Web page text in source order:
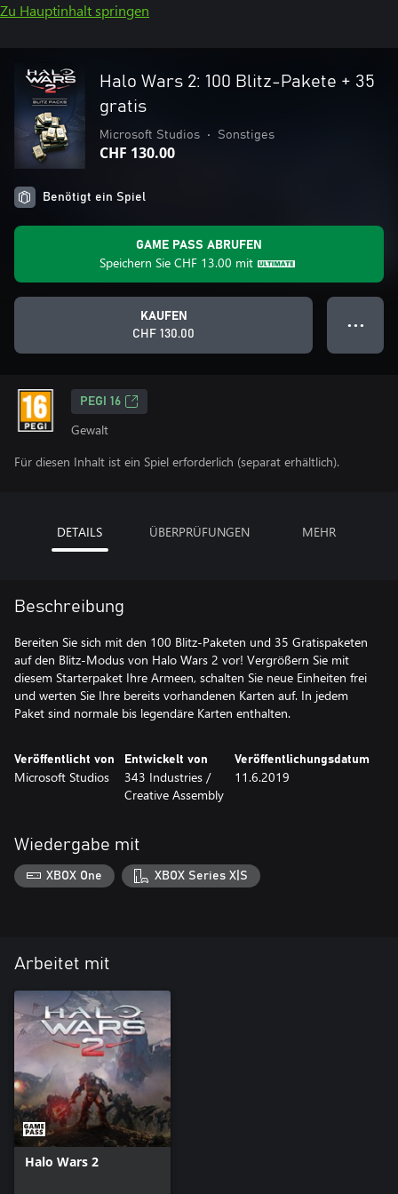
Zu Hauptinhalt springen
Halo Wars 2: 100 Blitz-Pakete + 35
gratis
Microsoft Studios • Sonstiges
CHF 130.00
Benötigt ein Spiel
GAME PASS ABRUFEN
Speichern Sie CHF 13.00 mit
KAUFEN
CHF 130.00
● ● ●
PEGI 16
Gewalt
Für diesen Inhalt ist ein Spiel erforderlich (separat erhältlich).
DETAILS ÜBERPRÜFUNGEN MEHR
Beschreibung
Bereiten Sie sich mit den 100 Blitz-Paketen und 35 Gratispaketen
auf den Blitz-Modus von Halo Wars 2 vor! Vergrößern Sie mit
diesem Starterpaket Ihre Armeen, schalten Sie neue Einheiten frei
und werten Sie Ihre bereits vorhandenen Karten auf. In jedem
Paket sind normale bis legendäre Karten enthalten.
Veröffentlicht von
Microsoft Studios
Entwickelt von
343 Industries /
Creative Assembly
Veröffentlichungsdatum
11.6.2019
Wiedergabe mit
XBOX One XBOX Series X|S
Arbeitet mit
Halo Wars 2